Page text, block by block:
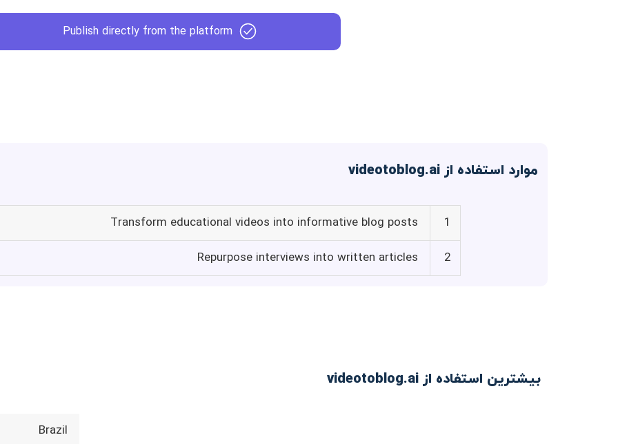
Publish directly from the platform
موارد استفاده از videotoblog.ai
1
Transform educational videos into informative blog posts
2
Repurpose interviews into written articles
بیشترین استفاده از videotoblog.ai
Brazil